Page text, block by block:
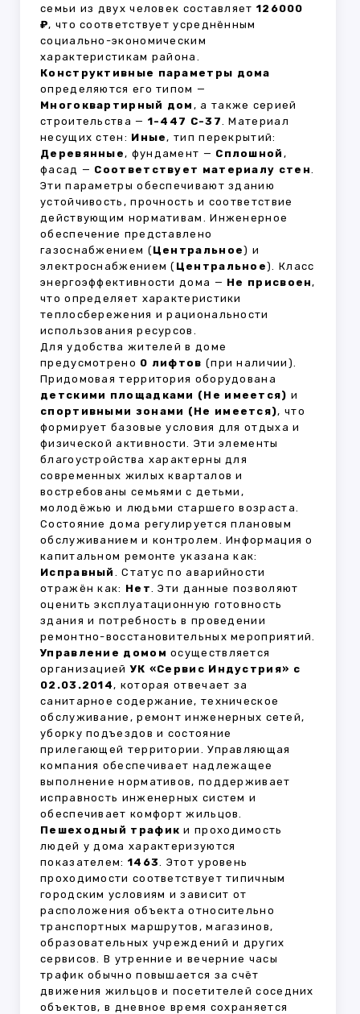
семьи из двух человек составляет 126000
₽, что соответствует усреднённым
социально-экономическим
характеристикам района.
Конструктивные параметры дома
определяются его типом —
Многоквартирный дом , а также серией
строительства — 1-447 С-37. Материал
несущих стен: Иные, тип перекрытий:
Деревянные, фундамент — Сплошной ,
фасад — Соответствует материалу стен.
Эти параметры обеспечивают зданию
устойчивость, прочность и соответствие
действующим нормативам. Инженерное
обеспечение представлено
газоснабжением (Центральное) и
электроснабжением ( Центральное). Класс
энергоэффективности дома — Не присвоен,
что определяет характеристики
теплосбережения и рациональности
использования ресурсов.
Для удобства жителей в доме
предусмотрено 0 лифтов (при наличии).
Придомовая территория оборудована
детскими площадками (Не имеется) и
спортивными зонами (Не имеется), что
формирует базовые условия для отдыха и
физической активности. Эти элементы
благоустройства характерны для
современных жилых кварталов и
востребованы семьями с детьми,
молодёжью и людьми старшего возраста.
Состояние дома регулируется плановым
обслуживанием и контролем. Информация о
капитальном ремонте указана как:
Исправный . Статус по аварийности
отражён как: Нет. Эти данные позволяют
оценить эксплуатационную готовность
здания и потребность в проведении
ремонтно-восстановительных мероприятий.
Управление домом осуществляется
организациейУК «Сервис Индустрия» с
02.03.2014, которая отвечает за
санитарное содержание, техническое
обслуживание, ремонт инженерных сетей,
уборку подъездов и состояние
прилегающей территории. Управляющая
компания обеспечивает надлежащее
выполнение нормативов, поддерживает
исправность инженерных систем и
обеспечивает комфорт жильцов.
Пешеходный трафик и проходимость
людей у дома характеризуются
показателем: 1463. Этот уровень
проходимости соответствует типичным
городским условиям и зависит от
расположения объекта относительно
транспортных маршрутов, магазинов,
образовательных учреждений и других
сервисов. В утренние и вечерние часы
трафик обычно повышается за счёт
движения жильцов и посетителей соседних
объектов, в дневное время сохраняется